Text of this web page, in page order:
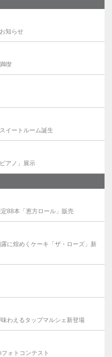
知らせ
喫
イートルーム誕生
アノ」展示
88本「恵方ロール」販売
に煌めくケーキ「ザ・ローズ」新
わえるタップマルシェ新登場
ォトコンテスト